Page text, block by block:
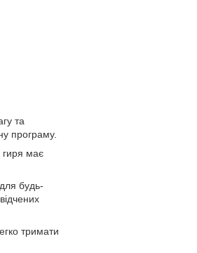
та
програму.
гиря має
будь-
тримати